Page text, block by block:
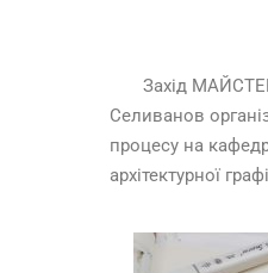
Захід МАЙСТЕР-
Селиванов
процесу на
архітектурної